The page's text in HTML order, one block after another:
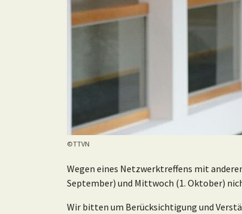
©TTVN
Wegen eines Netzwerktreffens mit
September) und Mittwoch (1. Oktober)
Wir bitten um Berücksichtigung und